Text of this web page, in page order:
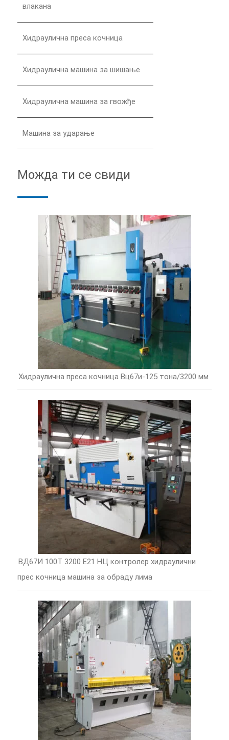
влакана
Хидраулична преса кочница
Хидраулична машина за шишање
Хидраулична машина за гвожђе
Машина за ударање
Можда ти се свиди
Хидраулична преса кочница Вц67и-125 тона/3200 мм
ВД67И 100Т 3200 Е21 НЦ контролер хидраулични
прес кочница машина за обраду лима